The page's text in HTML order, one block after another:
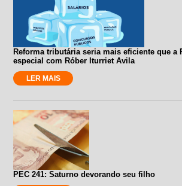
Reforma tributária seria mais eficiente que a
especial com Róber Iturriet Avila
LER MAIS
PEC 241: Saturno devorando seu filho